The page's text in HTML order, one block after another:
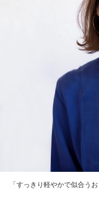
「すっきり軽やかで似合う